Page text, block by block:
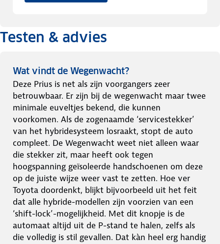
Testen & advies
Wat vindt de Wegenwacht?
Deze Prius is net als zijn voorgangers zeer
betrouwbaar. Er zijn bij de wegenwacht maar twee
minimale euveltjes bekend, die kunnen
voorkomen. Als de zogenaamde ‘servicestekker’
van het hybridesysteem losraakt, stopt de auto
compleet. De Wegenwacht weet niet alleen waar
die stekker zit, maar heeft ook tegen
hoogspanning geïsoleerde handschoenen om deze
op de juiste wijze weer vast te zetten. Hoe ver
Toyota doordenkt, blijkt bijvoorbeeld uit het feit
dat alle hybride-modellen zijn voorzien van een
‘shift-lock’-mogelijkheid. Met dit knopje is de
automaat altijd uit de P-stand te halen, zelfs als
die volledig is stil gevallen. Dat kàn heel erg handig